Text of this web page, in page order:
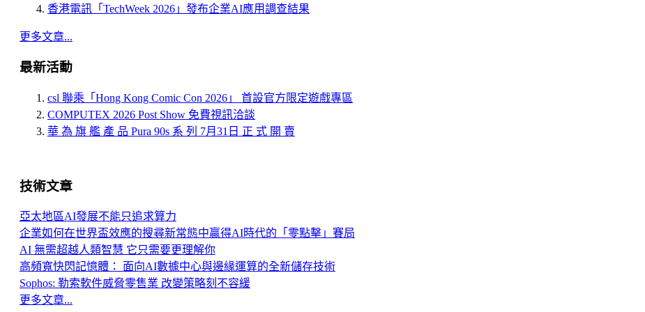
香港電訊「TechWeek 2026」發布企業AI應用調查結果
更多文章...
最新活動
csl 聯乘「Hong Kong Comic Con 2026」 首設官方限定遊戲專區
COMPUTEX 2026 Post Show 免費視訊洽談
華 為 旗 艦 產 品 Pura 90s 系 列 7月31日 正 式 開 賣
技術文章
亞太地區AI發展不能只追求算力
企業如何在世界盃效應的搜尋新常態中贏得AI時代的「零點擊」賽局
AI 無需超越人類智慧 它只需要更理解你
高頻寬快閃記憶體： 面向AI數據中心與邊緣運算的全新儲存技術
Sophos: 勒索軟件威脅零售業 改變策略刻不容緩
更多文章...